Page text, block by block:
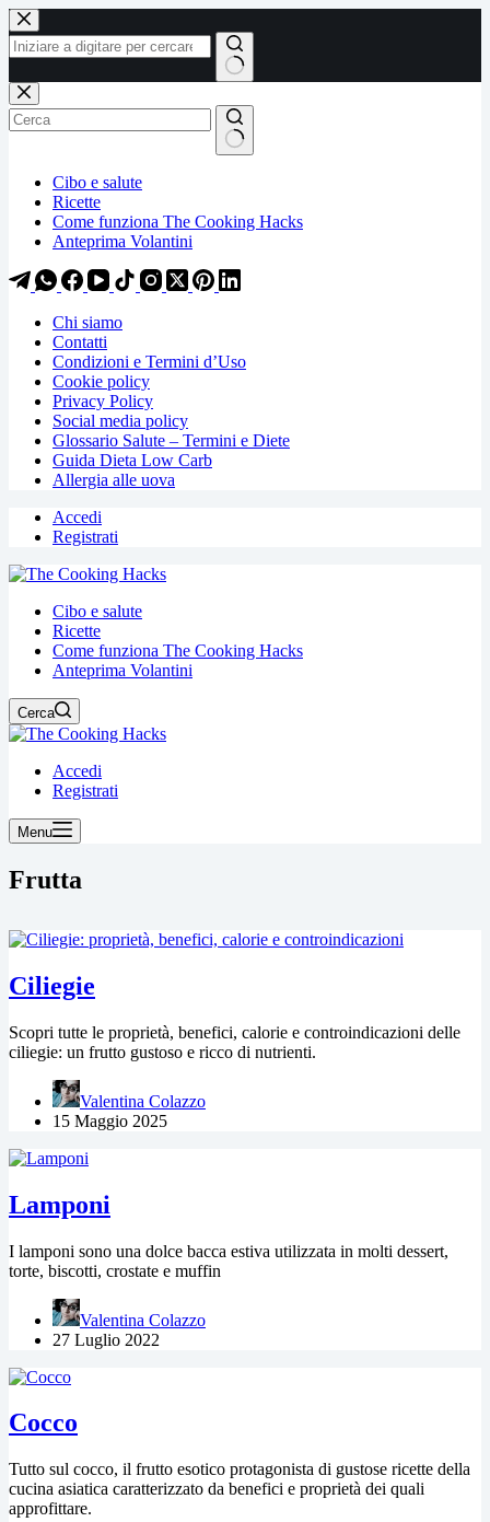
Salta
al
contenuto
Salta
al
contenuto
Nessun
risultato
Cibo e salute
Ricette
Come funziona The Cooking Hacks
Anteprima Volantini
Chi siamo
Contatti
Condizioni e Termini d’Uso
Cookie policy
Privacy Policy
Social media policy
Glossario Salute – Termini e Diete
Guida Dieta Low Carb
Allergia alle uova
Accedi
Registrati
Cibo e salute
Ricette
Come funziona The Cooking Hacks
Anteprima Volantini
Cerca
Accedi
Registrati
Menu
Frutta
Ciliegie
Scopri tutte le proprietà, benefici, calorie e controindicazioni delle
ciliegie: un frutto gustoso e ricco di nutrienti.
Valentina Colazzo
15 Maggio 2025
Lamponi
I lamponi sono una dolce bacca estiva utilizzata in molti dessert,
torte, biscotti, crostate e muffin
Valentina Colazzo
27 Luglio 2022
Cocco
Tutto sul cocco, il frutto esotico protagonista di gustose ricette della
cucina asiatica caratterizzato da benefici e proprietà dei quali
approfittare.